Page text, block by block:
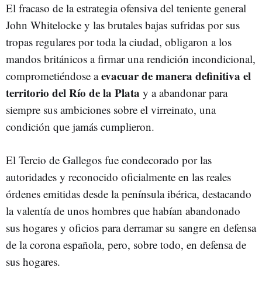
El fracaso de la estrategia ofensiva del teniente general
John Whitelocke y las brutales bajas sufridas por sus
tropas regulares por toda la ciudad, obligaron a los
mandos británicos a firmar una rendición incondicional,
comprometiéndose aevacuar de manera definitiva el
territorio del Río de la Plata y a abandonar para
siempre sus ambiciones sobre el virreinato, una
condición que jamás cumplieron.
El Tercio de Gallegos fue condecorado por las
autoridades y reconocido oficialmente en las reales
órdenes emitidas desde la península ibérica, destacando
la valentía de unos hombres que habían abandonado
sus hogares y oficios para derramar su sangre en defensa
de la corona española, pero, sobre todo, en defensa de
sus hogares.